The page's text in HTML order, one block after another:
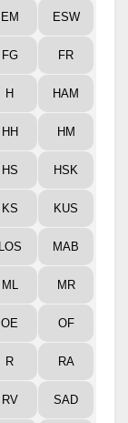
EM ESW
FG FR
H HAM
HH HM
HS HSK
KS KUS
LOS MAB
ML MR
OE OF
R RA
RV SAD